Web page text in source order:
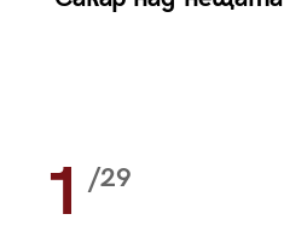
1 /29